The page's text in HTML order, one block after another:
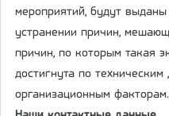
мероприятий, будут
устранении причин,
причин, по которым такая
достигнута по техническим
организационным факторам.